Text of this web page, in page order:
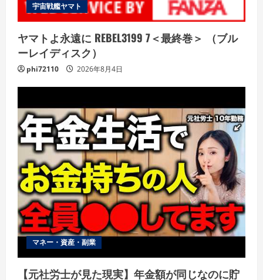
宇宙戦艦ヤマト
ヤマトよ永遠に REBEL3199 7＜最終巻＞ （ブル
ーレイディスク）
phi72110 2026年8月4日
マネー・資産・副業
【元社労士が見た現実】年金額が同じなのに貯